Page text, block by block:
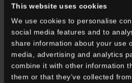
This website uses cookies
We use cookies to personalise
social media features and to
share information about your use
media, advertising and analytics
combine it with other information
them or that they’ve collected
Wohnzimmer
küche
Badezimmer
Gewerbe